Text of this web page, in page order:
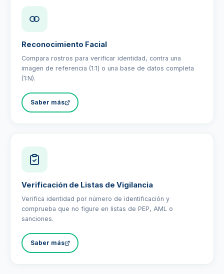
Reconocimiento Facial
Compara rostros para verificar identidad, contra una
imagen de referencia (1:1) o una base de datos completa
(1:N).
Saber más
Verificación de Listas de Vigilancia
Verifica identidad por número de identificación y
comprueba que no figure en listas de PEP, AML o
sanciones.
Saber más